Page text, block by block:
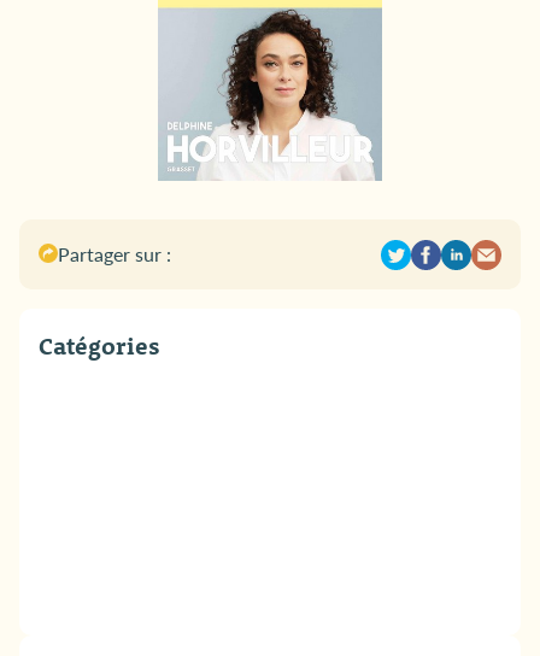
Partager sur :
Catégories